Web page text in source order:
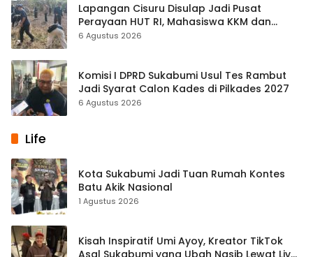
Lapangan Cisuru Disulap Jadi Pusat
Perayaan HUT RI, Mahasiswa KKM dan
Warga Satukan Tenaga
6 Agustus 2026
Komisi I DPRD Sukabumi Usul Tes Rambut
Jadi Syarat Calon Kades di Pilkades 2027
6 Agustus 2026
Life
Kota Sukabumi Jadi Tuan Rumah Kontes
Batu Akik Nasional
1 Agustus 2026
Kisah Inspiratif Umi Ayoy, Kreator TikTok
Asal Sukabumi yang Ubah Nasib Lewat Live